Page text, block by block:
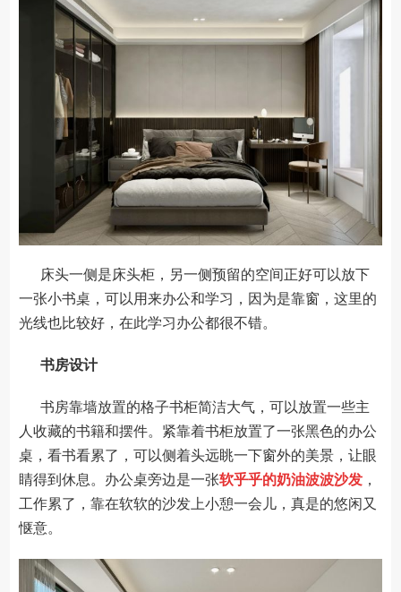
床头一侧是床头柜，另一侧预留的空间正好可以放下
一张小书桌，可以用来办公和学习，因为是靠窗，这里的
光线也比较好，在此学习办公都很不错。
书房设计
书房靠墙放置的格子书柜简洁大气，可以放置一些主
人收藏的书籍和摆件。紧靠着书柜放置了一张黑色的办公
桌，看书看累了，可以侧着头远眺一下窗外的美景，让眼
睛得到休息。办公桌旁边是一张软乎乎的奶油波波沙发 ，
工作累了，靠在软软的沙发上小憩一会儿，真是的悠闲又
惬意。